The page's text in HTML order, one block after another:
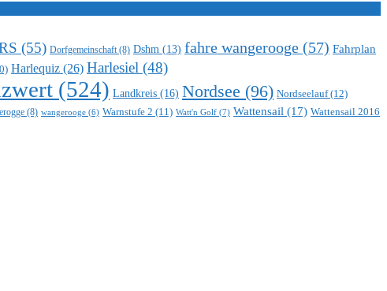
(55) Dorfgemeinschaft(8) Dshm (13) fahre wangerooge (57) Fahrplan
Harlequiz (26) Harlesiel (48)
(524) Landkreis (16) Nordsee (96) Nordseelauf(12)
(8) wangerooge (6) Warnstufe 2 (11) Watt'n Golf (7) Wattensail (17) Wattensail 2016